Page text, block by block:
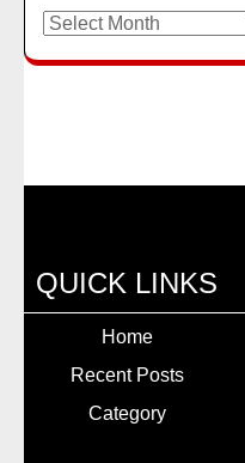
Archives
QUICK LINKS
Home
Recent Posts
Category